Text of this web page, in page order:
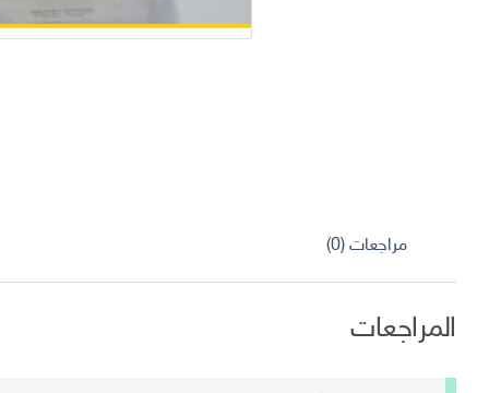
مراجعات (0)
المراجعات